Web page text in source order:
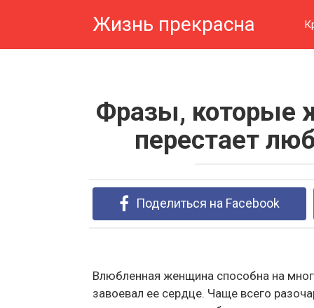
Жизнь прекрасна
Фразы, которые
перестает
Поделиться на Facebook
Влюбленная женщина способна на
завоевал ее сердце. Чаще всего